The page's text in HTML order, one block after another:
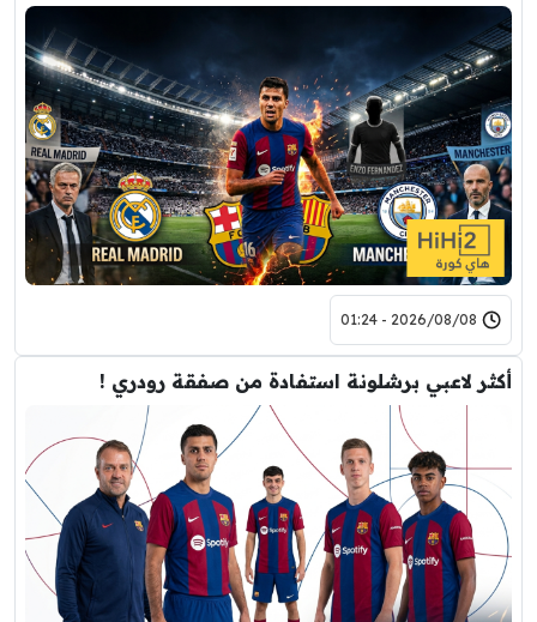
2026/08/08 - 01:24
أكثر لاعبي برشلونة استفادة من صفقة رودري !